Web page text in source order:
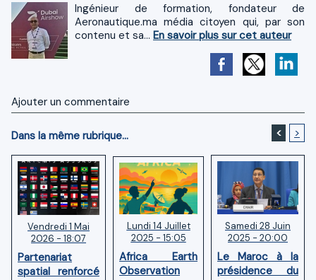
Ingénieur de formation, fondateur de
Aeronautique.ma média citoyen qui, par son
contenu et sa... En savoir plus sur cet auteur
Ajouter un commentaire
Dans la même rubrique... < >
Vendredi 1 Mai
2026 - 18:07
Partenariat
spatial renforcé
Lundi 14 Juillet
2025 - 15:05
Africa Earth
Observation
Samedi 28 Juin
2025 - 20:00
Le Maroc à la
présidence du